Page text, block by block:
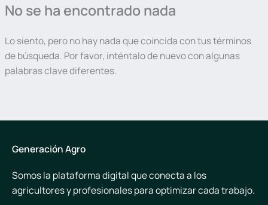
No se ha encontrado nada
Lo siento, pero no hay nada que coincida con tus términos
de búsqueda. Por favor, inténtalo de nuevo con algunas
palabras clave diferentes.
Generación Agro
Somos la plataforma digital que conecta a los
agricultores y profesionales para optimizar cada trabajo.